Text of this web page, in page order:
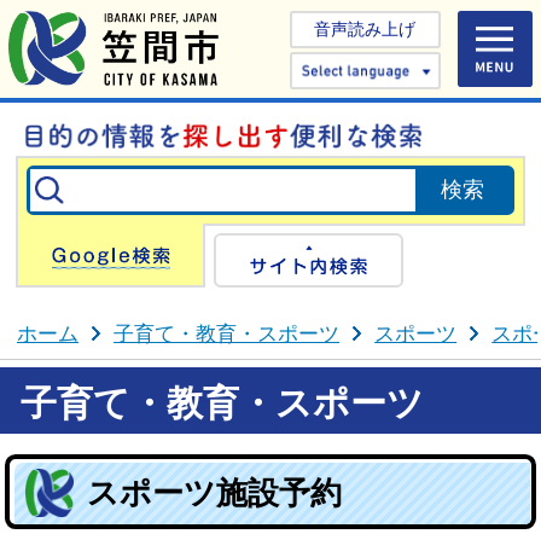
音声読み上げ
Select
Google検索
ホーム 子育て・教育・スポーツ スポーツ スポ
子育て・教育・スポーツ
スポーツ施設予約